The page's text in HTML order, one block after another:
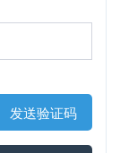
发送验证码